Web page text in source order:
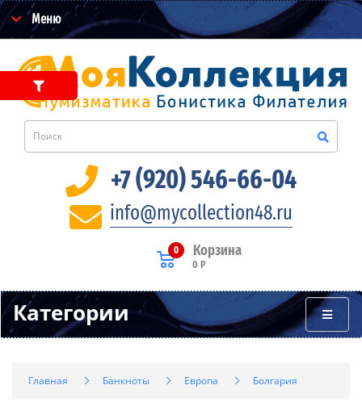
Меню
+7 (920) 546-66-04
info@mycollection48.ru
Корзина
0
0 Р
Категории
Главная Банкноты Европа Болгария